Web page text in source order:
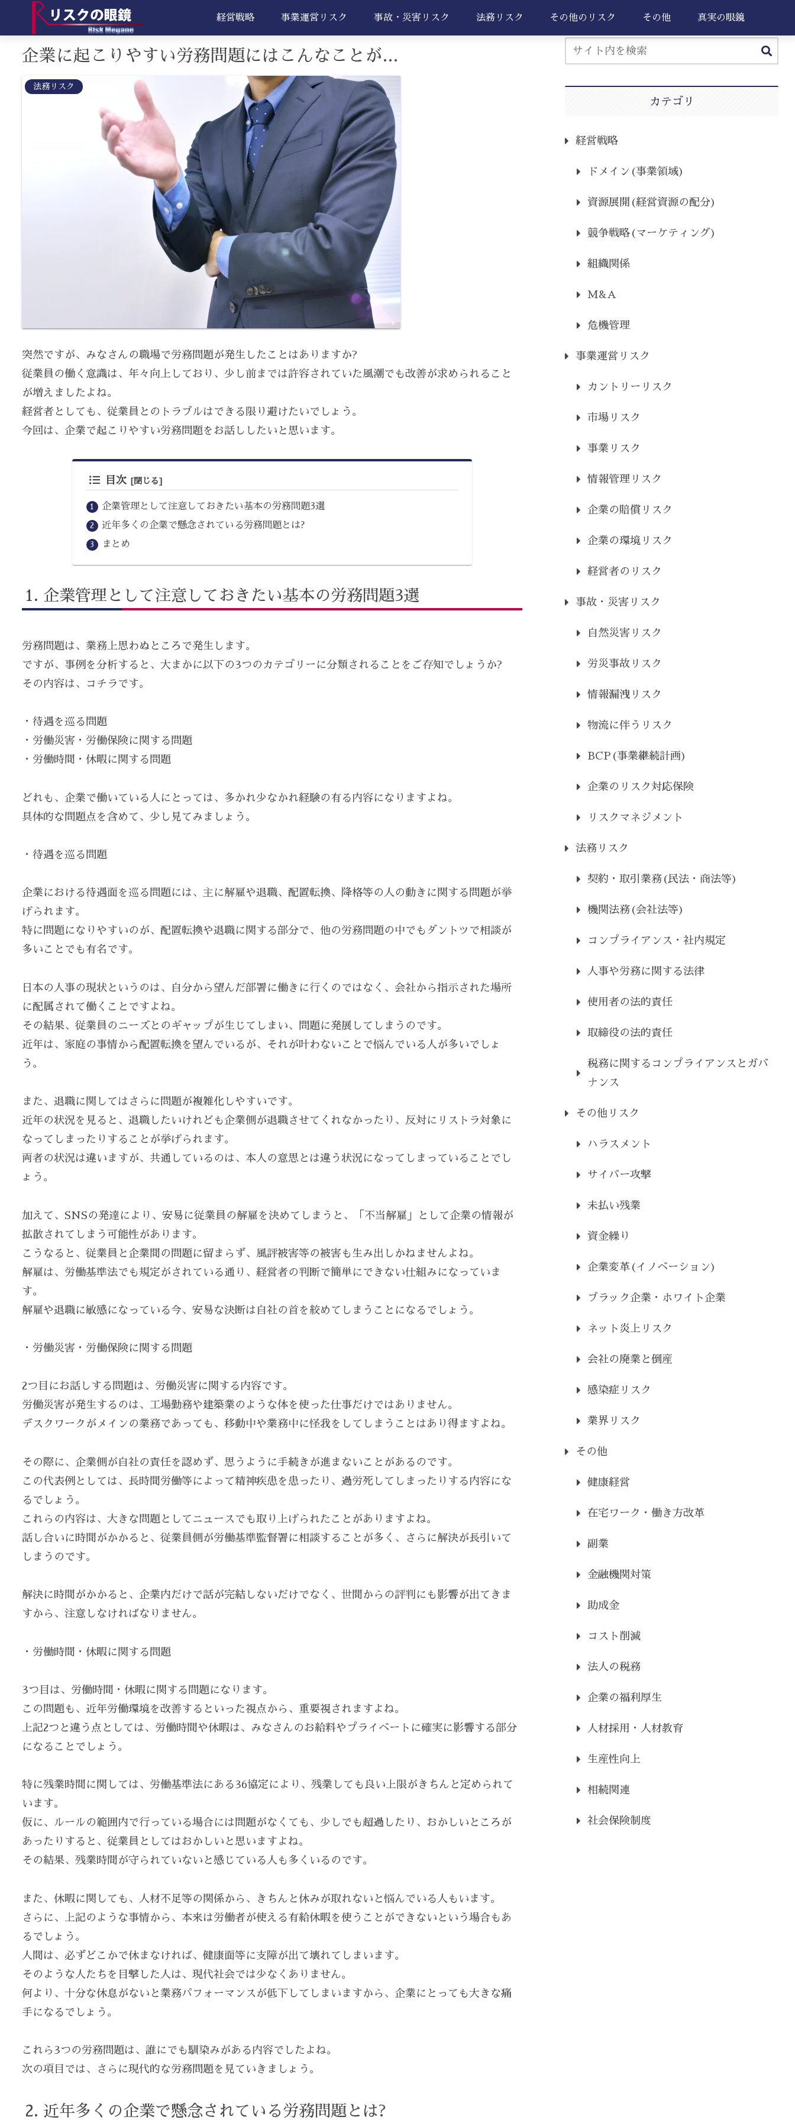
経営戦略 事業運営リスク 事故・災害リスク 法務リスク その他のリスク その他 真実の眼鏡
企業に起こりやすい労務問題にはこんなことが…
法務リスク
突然ですが、みなさんの職場で労務問題が発生したことはありますか?
従業員の働く意識は、年々向上しており、少し前までは許容されていた風潮でも改善が求められること
が増えましたよね。
経営者としても、従業員とのトラブルはできる限り避けたいでしょう。
今回は、企業で起こりやすい労務問題をお話ししたいと思います。
目次
企業管理として注意しておきたい基本の労務問題3選
近年多くの企業で懸念されている労務問題とは?
まとめ
企業管理として注意しておきたい基本の労務問題3選
労務問題は、業務上思わぬところで発生します。
ですが、事例を分析すると、大まかに以下の3つのカテゴリーに分類されることをご存知でしょうか?
その内容は、コチラです。
・待遇を巡る問題
・労働災害・労働保険に関する問題
・労働時間・休暇に関する問題
どれも、企業で働いている人にとっては、多かれ少なかれ経験の有る内容になりますよね。
具体的な問題点を含めて、少し見てみましょう。
・待遇を巡る問題
企業における待遇面を巡る問題には、主に解雇や退職、配置転換、降格等の人の動きに関する問題が挙
げられます。
特に問題になりやすいのが、配置転換や退職に関する部分で、他の労務問題の中でもダントツで相談が
多いことでも有名です。
日本の人事の現状というのは、自分から望んだ部署に働きに行くのではなく、会社から指示された場所
に配属されて働くことですよね。
その結果、従業員のニーズとのギャップが生じてしまい、問題に発展してしまうのです。
近年は、家庭の事情から配置転換を望んでいるが、それが叶わないことで悩んでいる人が多いでしょ
う。
また、退職に関してはさらに問題が複雑化しやすいです。
近年の状況を見ると、退職したいけれども企業側が退職させてくれなかったり、反対にリストラ対象に
なってしまったりすることが挙げられます。
両者の状況は違いますが、共通しているのは、本人の意思とは違う状況になってしまっていることでし
ょう。
加えて、SNSの発達により、安易に従業員の解雇を決めてしまうと、「不当解雇」として企業の情報が
拡散されてしまう可能性があります。
こうなると、従業員と企業間の問題に留まらず、風評被害等の被害も生み出しかねませんよね。
解雇は、労働基準法でも規定がされている通り、経営者の判断で簡単にできない仕組みになっていま
す。
解雇や退職に敏感になっている今、安易な決断は自社の首を絞めてしまうことになるでしょう。
・労働災害・労働保険に関する問題
2つ目にお話しする問題は、労働災害に関する内容です。
労働災害が発生するのは、工場勤務や建築業のような体を使った仕事だけではありません。
デスクワークがメインの業務であっても、移動中や業務中に怪我をしてしまうことはあり得ますよね。
その際に、企業側が自社の責任を認めず、思うように手続きが進まないことがあるのです。
この代表例としては、長時間労働等によって精神疾患を患ったり、過労死してしまったりする内容にな
るでしょう。
これらの内容は、大きな問題としてニュースでも取り上げられたことがありますよね。
話し合いに時間がかかると、従業員側が労働基準監督署に相談することが多く、さらに解決が長引いて
しまうのです。
解決に時間がかかると、企業内だけで話が完結しないだけでなく、世間からの評判にも影響が出てきま
すから、注意しなければなりません。
・労働時間・休暇に関する問題
3つ目は、労働時間・休暇に関する問題になります。
この問題も、近年労働環境を改善するといった視点から、重要視されますよね。
上記2つと違う点としては、労働時間や休暇は、みなさんのお給料やプライベートに確実に影響する部分
になることでしょう。
特に残業時間に関しては、労働基準法にある36協定により、残業しても良い上限がきちんと定められて
います。
仮に、ルールの範囲内で行っている場合には問題がなくても、少しでも超過したり、おかしいところが
あったりすると、従業員としてはおかしいと思いますよね。
その結果、残業時間が守られていないと感じている人も多くいるのです。
また、休暇に関しても、人材不足等の関係から、きちんと休みが取れないと悩んでいる人もいます。
さらに、上記のような事情から、本来は労働者が使える有給休暇を使うことができないという場合もあ
るでしょう。
人間は、必ずどこかで休まなければ、健康面等に支障が出て壊れてしまいます。
そのような人たちを目撃した人は、現代社会では少なくありません。
何より、十分な休息がないと業務パフォーマンスが低下してしまいますから、企業にとっても大きな痛
手になるでしょう。
これら3つの労務問題は、誰にでも馴染みがある内容でしたよね。
次の項目では、さらに現代的な労務問題を見ていきましょう。
近年多くの企業で懸念されている労務問題とは?
カテゴリ
経営戦略
ドメイン(事業領域)
資源展開(経営資源の配分)
競争戦略(マーケティング)
組織関係
M&A
危機管理
事業運営リスク
カントリーリスク
市場リスク
事業リスク
情報管理リスク
企業の賠償リスク
企業の環境リスク
経営者のリスク
事故・災害リスク
自然災害リスク
労災事故リスク
情報漏洩リスク
物流に伴うリスク
BCP(事業継続計画)
企業のリスク対応保険
リスクマネジメント
法務リスク
契約・取引業務(民法・商法等)
機関法務(会社法等)
コンプライアンス・社内規定
人事や労務に関する法律
使用者の法的責任
取締役の法的責任
税務に関するコンプライアンスとガバ
ナンス
その他リスク
ハラスメント
サイバー攻撃
未払い残業
資金繰り
企業変革(イノベーション)
ブラック企業・ホワイト企業
ネット炎上リスク
会社の廃業と倒産
感染症リスク
業界リスク
その他
健康経営
在宅ワーク・働き方改革
副業
金融機関対策
助成金
コスト削減
法人の税務
企業の福利厚生
人材採用・人材教育
生産性向上
相続関連
社会保険制度